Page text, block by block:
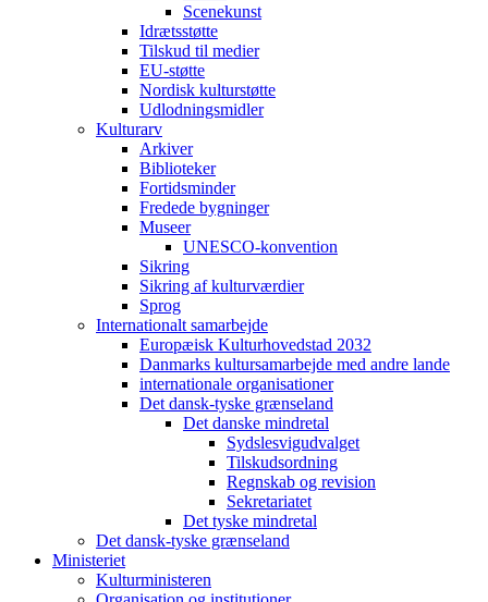
Scenekunst
Idrætsstøtte
Tilskud til medier
EU-støtte
Nordisk kulturstøtte
Udlodningsmidler
Kulturarv
Arkiver
Biblioteker
Fortidsminder
Fredede bygninger
Museer
UNESCO-konvention
Sikring
Sikring af kulturværdier
Sprog
Internationalt samarbejde
Europæisk Kulturhovedstad 2032
Danmarks kultursamarbejde med andre lande
internationale organisationer
Det dansk-tyske grænseland
Det danske mindretal
Sydslesvigudvalget
Tilskudsordning
Regnskab og revision
Sekretariatet
Det tyske mindretal
Det dansk-tyske grænseland
Ministeriet
Kulturministeren